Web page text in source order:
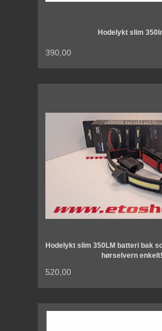
Hodelykt slim
390,00
Hodelykt slim 350LM batteri bak
hørselvern enkelt!
520,00